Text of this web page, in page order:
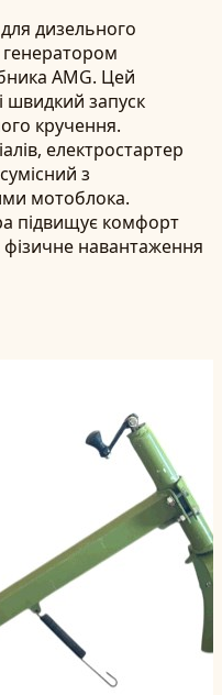
дизельного
AMG. Цей
швидкий запуск
кручення.
електростартер
з
мотоблока.
підвищує комфорт
фізичне навантаження